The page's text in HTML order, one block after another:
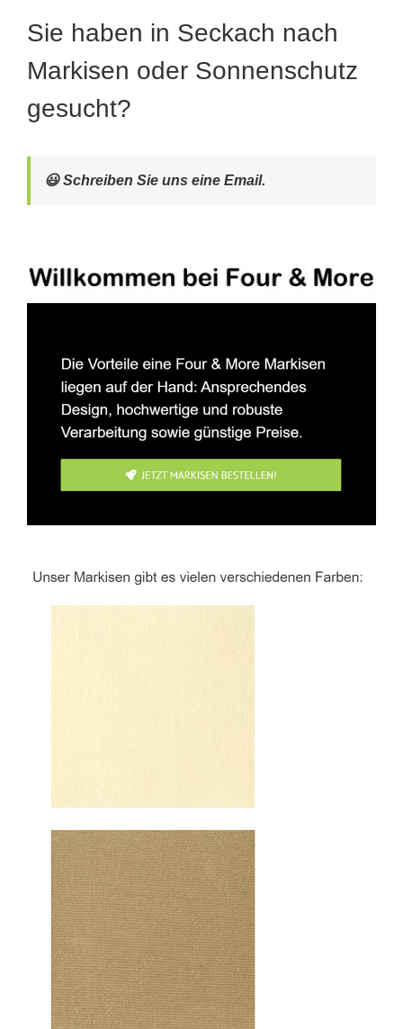
Sie haben in Seckach nach
Markisen oder Sonnenschutz
gesucht?
😃 Schreiben Sie uns eine Email.